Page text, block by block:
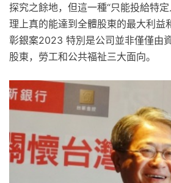
探究之餘地，但這一種“只能投給特
理上真的能達到全體股東的最大利益
彰銀案2023 特別是公司並非僅僅由
股東，勞工和公共福祉三大面向。